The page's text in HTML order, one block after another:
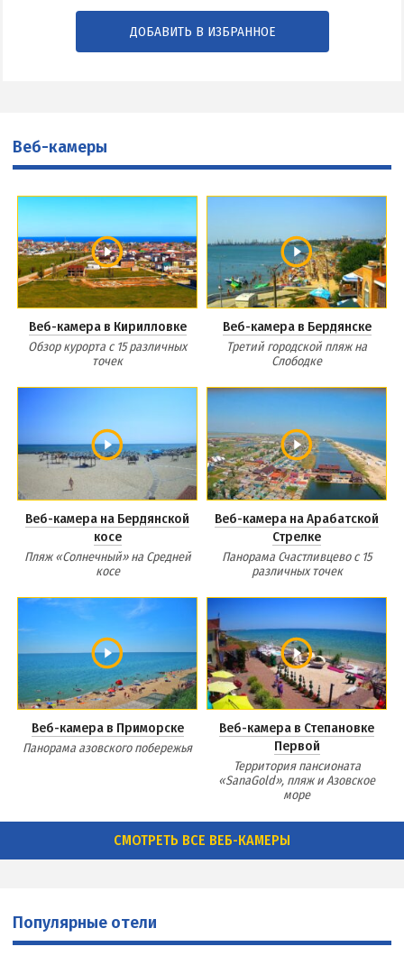
ДОБАВИТЬ В ИЗБРАННОЕ
Веб-камеры
Веб-камера в Кирилловке
Обзор курорта с 15 различных
точек
Веб-камера в Бердянске
Третий городской пляж на
Слободке
Веб-камера на Бердянской
косе
Пляж «Солнечный» на Средней
косе
Веб-камера на Арабатской
Стрелке
Панорама Счастливцево с 15
различных точек
Веб-камера в Приморске
Панорама азовского побережья
Веб-камера в Степановке
Первой
Территория пансионата
«SanaGold», пляж и Азовское
море
СМОТРЕТЬ ВСЕ ВЕБ-КАМЕРЫ
Популярные отели